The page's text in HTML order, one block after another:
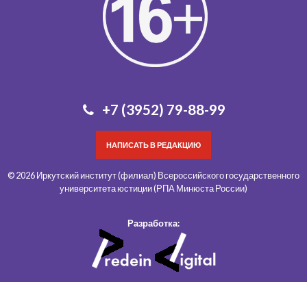
+7 (3952) 79-88-99
НАПИСАТЬ В РЕДАКЦИЮ
© 2026 Иркутский институт (филиал) Всероссийского государственного
университета юстиции (РПА Минюста России)
Разработка: